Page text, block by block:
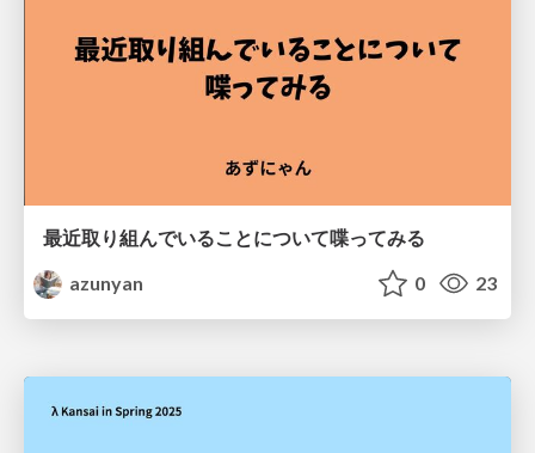
最近取り組んでいることについて喋ってみる
azunyan
0 23